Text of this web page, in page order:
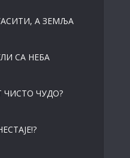
А ЗЕМЉА
СА НЕБА
ЧУДО?